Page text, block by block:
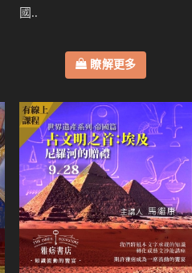
國..
瞭解更多